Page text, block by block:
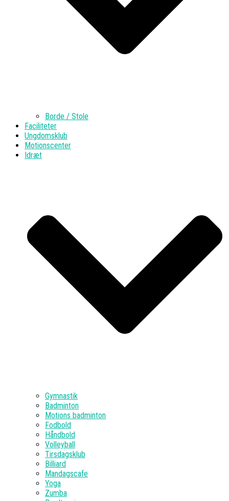
Borde / Stole
Faciliteter
Ungdomsklub
Motionscenter
Idræt
Gymnastik
Badminton
Motions badminton
Fodbold
Håndbold
Volleyball
Tirsdagsklub
Billiard
Mandagscafe
Yoga
Zumba